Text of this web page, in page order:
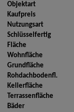
Objektart
Kaufpreis
Nutzungsart
Schlüsselfertig
Fläche
Wohnfläche
Grundfläche
Rohdachbodenfl.
Kellerfläche
Terrassenfläche
Bäder